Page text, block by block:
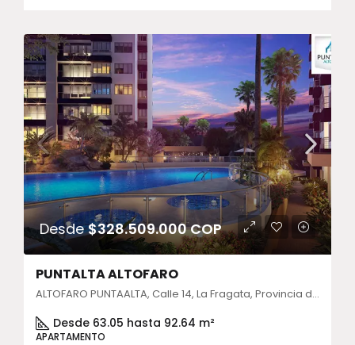
Desde$328.509.000 COP
PUNTALTA ALTOFARO
ALTOFARO PUNTAALTA, Calle 14, La Fragata, Provincia de Cartagena, Bolívar, Colombia
Desde 63.05 hasta 92.64 m²
APARTAMENTO